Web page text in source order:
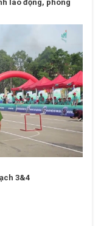
lao động, phòng